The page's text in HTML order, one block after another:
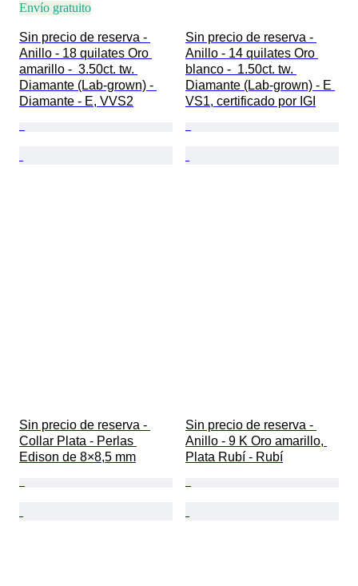
Envío gratuito
Sin precio de reserva -
Anillo - 18 quilates Oro
amarillo -  3.50ct. tw.
Diamante (Lab-grown) -
Diamante - E, VVS2
Sin precio de reserva -
Anillo - 14 quilates Oro
blanco -  1.50ct. tw.
Diamante (Lab-grown) - E
VS1, certificado por IGI
Sin precio de reserva -
Collar Plata - Perlas
Edison de 8×8,5 mm
Sin precio de reserva -
Anillo - 9 K Oro amarillo,
Plata Rubí - Rubí